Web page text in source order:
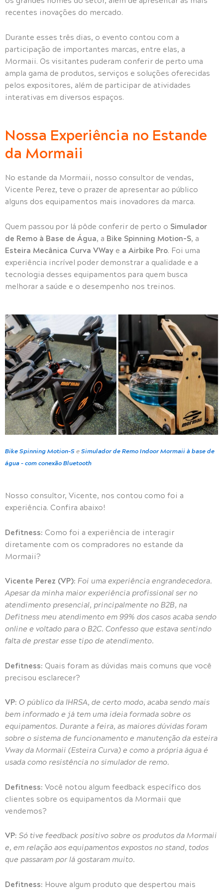
recentes inovações do mercado.
Durante esses três dias, o evento contou com a
participação de importantes marcas, entre elas, a
Mormaii. Os visitantes puderam conferir de perto uma
ampla gama de produtos, serviços e soluções oferecidas
pelos expositores, além de participar de atividades
interativas em diversos espaços.
Nossa Experiência no Estande
da Mormaii
No estande da Mormaii, nosso consultor de vendas,
Vicente Perez, teve o prazer de apresentar ao público
alguns dos equipamentos mais inovadores da marca.
Quem passou por lá pôde conferir de perto o Simulador
de Remo à Base de Água, a Bike Spinning Motion-S, a
Esteira Mecânica Curva VWay e a Airbike Pro. Foi uma
experiência incrível poder demonstrar a qualidade e a
tecnologia desses equipamentos para quem busca
melhorar a saúde e o desempenho nos treinos.
Bike Spinning Motion-SeSimulador de Remo Indoor Mormaii à base de
água – com conexão Bluetooth
Nosso consultor, Vicente, nos contou como foi a
experiência. Confira abaixo!
Defitness: Como foi a experiência de interagir
diretamente com os compradores no estande da
Mormaii?
Vicente Perez (VP): Foi uma experiência engrandecedora.
Apesar da minha maior experiência profissional ser no
atendimento presencial, principalmente no B2B, na
Defitness meu atendimento em 99% dos casos acaba sendo
online e voltado para o B2C. Confesso que estava sentindo
falta de prestar esse tipo de atendimento.
Defitness: Quais foram as dúvidas mais comuns que você
precisou esclarecer?
VP: O público da IHRSA, de certo modo, acaba sendo mais
bem informado e já tem uma ideia formada sobre os
equipamentos. Durante a feira, as maiores dúvidas foram
sobre o sistema de funcionamento e manutenção da esteira
Vway da Mormaii (Esteira Curva) e como a própria água é
usada como resistência no simulador de remo.
Defitness: Você notou algum feedback específico dos
clientes sobre os equipamentos da Mormaii que
vendemos?
VP: Só tive feedback positivo sobre os produtos da Mormaii
e, em relação aos equipamentos expostos no stand, todos
que passaram por lá gostaram muito.
Defitness: Houve algum produto que despertou mais